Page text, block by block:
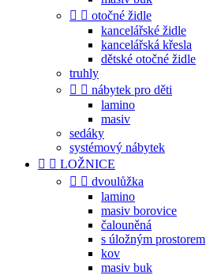
  otočné židle
kancelářské židle
kancelářská křesla
dětské otočné židle
truhly
  nábytek pro děti
lamino
masiv
sedáky
systémový nábytek
  LOŽNICE
  dvoulůžka
lamino
masiv borovice
čalouněná
s úložným prostorem
kov
masiv buk